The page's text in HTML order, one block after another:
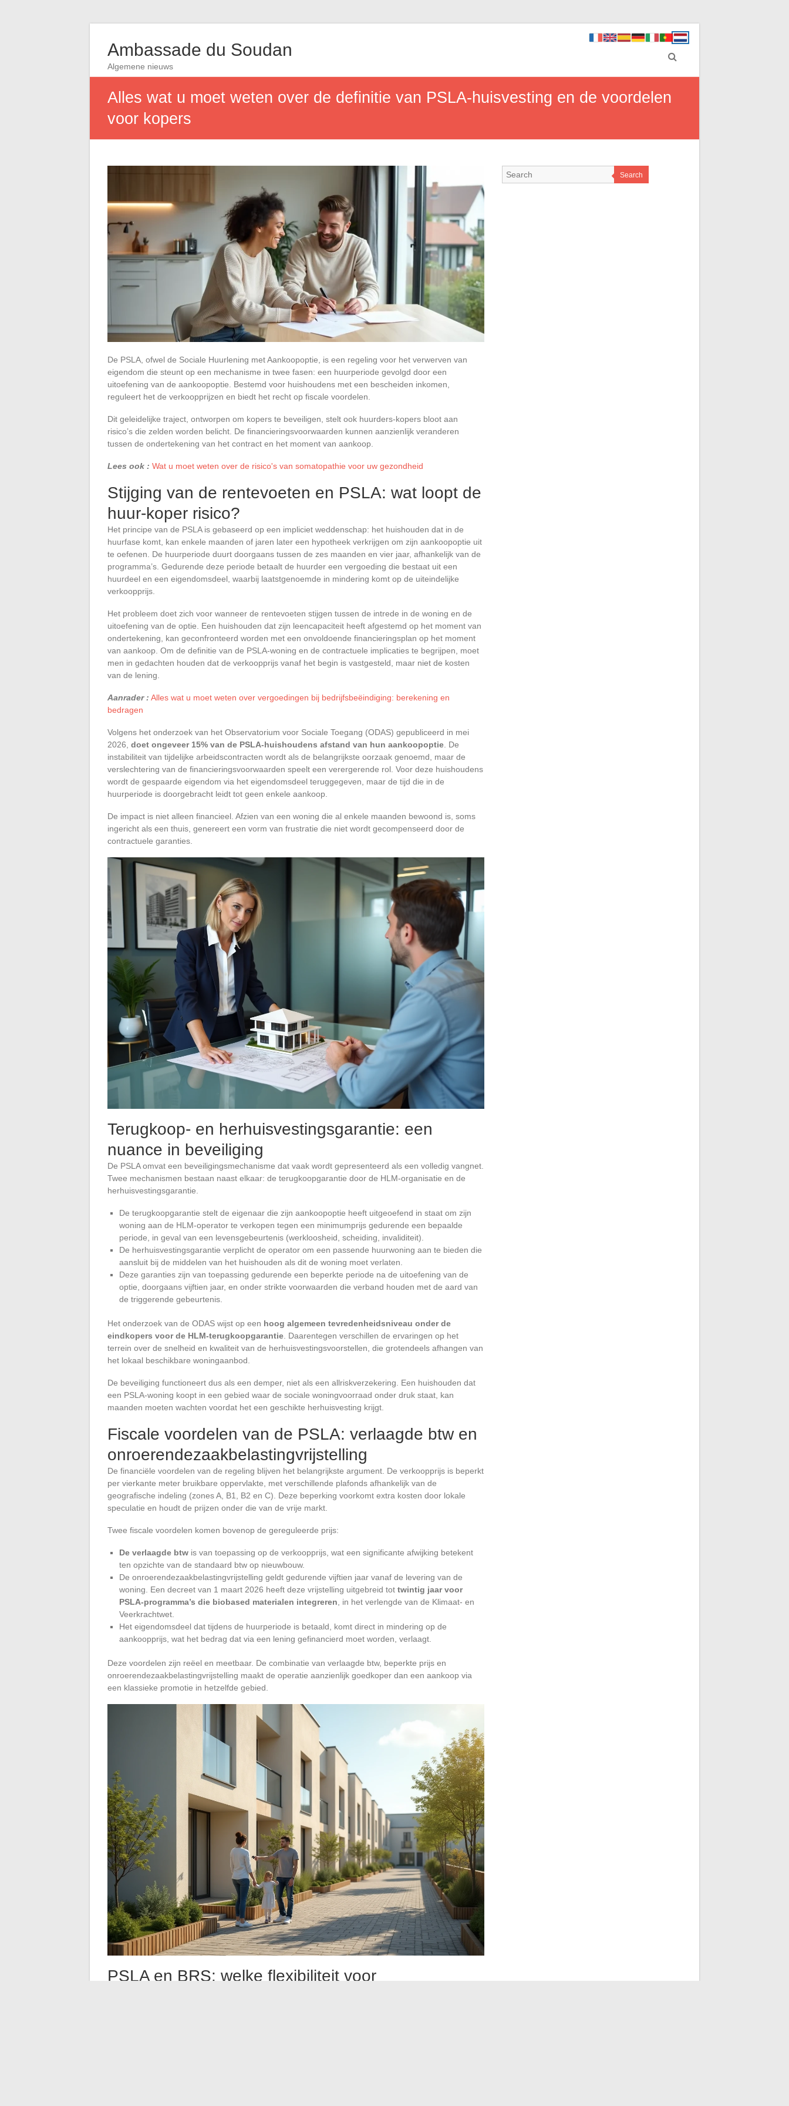
Ambassade du Soudan
Algemene nieuws
Alles wat u moet weten over de definitie van PSLA-huisvesting en de voordelen
voor kopers
De PSLA, ofwel de Sociale Huurlening met Aankoopoptie, is een regeling voor het verwerven van
eigendom die steunt op een mechanisme in twee fasen: een huurperiode gevolgd door een
uitoefening van de aankoopoptie. Bestemd voor huishoudens met een bescheiden inkomen,
reguleert het de verkoopprijzen en biedt het recht op fiscale voordelen.
Dit geleidelijke traject, ontworpen om kopers te beveiligen, stelt ook huurders-kopers bloot aan
risico’s die zelden worden belicht. De financieringsvoorwaarden kunnen aanzienlijk veranderen
tussen de ondertekening van het contract en het moment van aankoop.
Lees ook : Wat u moet weten over de risico's van somatopathie voor uw gezondheid
Stijging van de rentevoeten en PSLA: wat loopt de
huur-koper risico?
Het principe van de PSLA is gebaseerd op een impliciet weddenschap: het huishouden dat in de
huurfase komt, kan enkele maanden of jaren later een hypotheek verkrijgen om zijn aankoopoptie uit
te oefenen. De huurperiode duurt doorgaans tussen de zes maanden en vier jaar, afhankelijk van de
programma’s. Gedurende deze periode betaalt de huurder een vergoeding die bestaat uit een
huurdeel en een eigendomsdeel, waarbij laatstgenoemde in mindering komt op de uiteindelijke
verkoopprijs.
Het probleem doet zich voor wanneer de rentevoeten stijgen tussen de intrede in de woning en de
uitoefening van de optie. Een huishouden dat zijn leencapaciteit heeft afgestemd op het moment van
ondertekening, kan geconfronteerd worden met een onvoldoende financieringsplan op het moment
van aankoop. Om de definitie van de PSLA-woning en de contractuele implicaties te begrijpen, moet
men in gedachten houden dat de verkoopprijs vanaf het begin is vastgesteld, maar niet de kosten
van de lening.
Aanrader : Alles wat u moet weten over vergoedingen bij bedrijfsbeëindiging: berekening en
bedragen
Volgens het onderzoek van het Observatorium voor Sociale Toegang (ODAS) gepubliceerd in mei
2026, doet ongeveer 15% van de PSLA-huishoudens afstand van hun aankoopoptie . De
instabiliteit van tijdelijke arbeidscontracten wordt als de belangrijkste oorzaak genoemd, maar de
verslechtering van de financieringsvoorwaarden speelt een verergerende rol. Voor deze huishoudens
wordt de gespaarde eigendom via het eigendomsdeel teruggegeven, maar de tijd die in de
huurperiode is doorgebracht leidt tot geen enkele aankoop.
De impact is niet alleen financieel. Afzien van een woning die al enkele maanden bewoond is, soms
ingericht als een thuis, genereert een vorm van frustratie die niet wordt gecompenseerd door de
contractuele garanties.
Terugkoop- en herhuisvestingsgarantie: een
nuance in beveiliging
De PSLA omvat een beveiligingsmechanisme dat vaak wordt gepresenteerd als een volledig vangnet.
Twee mechanismen bestaan naast elkaar: de terugkoopgarantie door de HLM-organisatie en de
herhuisvestingsgarantie.
De terugkoopgarantie stelt de eigenaar die zijn aankoopoptie heeft uitgeoefend in staat om zijn
woning aan de HLM-operator te verkopen tegen een minimumprijs gedurende een bepaalde
periode, in geval van een levensgebeurtenis (werkloosheid, scheiding, invaliditeit).
De herhuisvestingsgarantie verplicht de operator om een passende huurwoning aan te bieden die
aansluit bij de middelen van het huishouden als dit de woning moet verlaten.
Deze garanties zijn van toepassing gedurende een beperkte periode na de uitoefening van de
optie, doorgaans vijftien jaar, en onder strikte voorwaarden die verband houden met de aard van
de triggerende gebeurtenis.
Het onderzoek van de ODAS wijst op een hoog algemeen tevredenheidsniveau onder de
eindkopers voor de HLM-terugkoopgarantie . Daarentegen verschillen de ervaringen op het
terrein over de snelheid en kwaliteit van de herhuisvestingsvoorstellen, die grotendeels afhangen van
het lokaal beschikbare woningaanbod.
De beveiliging functioneert dus als een demper, niet als een allriskverzekering. Een huishouden dat
een PSLA-woning koopt in een gebied waar de sociale woningvoorraad onder druk staat, kan
maanden moeten wachten voordat het een geschikte herhuisvesting krijgt.
Fiscale voordelen van de PSLA: verlaagde btw en
onroerendezaakbelastingvrijstelling
De financiële voordelen van de regeling blijven het belangrijkste argument. De verkoopprijs is beperkt
per vierkante meter bruikbare oppervlakte, met verschillende plafonds afhankelijk van de
geografische indeling (zones A, B1, B2 en C). Deze beperking voorkomt extra kosten door lokale
speculatie en houdt de prijzen onder die van de vrije markt.
Twee fiscale voordelen komen bovenop de gereguleerde prijs:
De verlaagde btw is van toepassing op de verkoopprijs, wat een significante afwijking betekent
ten opzichte van de standaard btw op nieuwbouw.
De onroerendezaakbelastingvrijstelling geldt gedurende vijftien jaar vanaf de levering van de
woning. Een decreet van 1 maart 2026 heeft deze vrijstelling uitgebreid tot twintig jaar voor
PSLA-programma’s die biobased materialen integreren , in het verlengde van de Klimaat- en
Veerkrachtwet.
Het eigendomsdeel dat tijdens de huurperiode is betaald, komt direct in mindering op de
aankoopprijs, wat het bedrag dat via een lening gefinancierd moet worden, verlaagt.
Deze voordelen zijn reëel en meetbaar. De combinatie van verlaagde btw, beperkte prijs en
onroerendezaakbelastingvrijstelling maakt de operatie aanzienlijk goedkoper dan een aankoop via
een klassieke promotie in hetzelfde gebied.
PSLA en BRS: welke flexibiliteit voor
Search